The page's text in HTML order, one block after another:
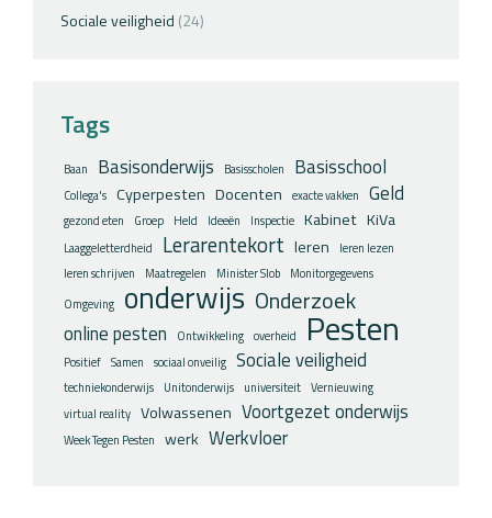
Sociale veiligheid (24)
Tags
Baan Basisonderwijs Basisscholen Basisschool
Collega's Cyperpesten Docenten exacte vakken Geld
gezond eten Groep Held Ideeën Inspectie Kabinet KiVa
Laaggeletterdheid Lerarentekort leren
leren lezen
leren schrijven
Maatregelen Minister Slob
Monitorgegevens
Omgeving
onderwijs Onderzoek
online pesten Ontwikkeling overheid Pesten
Positief Samen sociaal onveilig Sociale veiligheid
techniekonderwijs Unitonderwijs universiteit Vernieuwing
virtual reality Volwassenen Voortgezet onderwijs
Week Tegen Pesten werk Werkvloer